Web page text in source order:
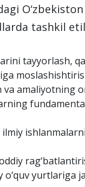
tashkil
tayyorlash,
va amaliyotning
yurtlariga